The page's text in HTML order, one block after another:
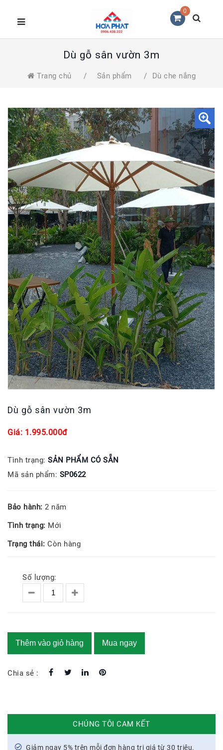
0
Dù gỗ sân vườn 3m
Trang chủ / Sản phẩm / Dù che nắng
Dù gỗ sân vườn 3m
Giá: 1.995.000đ
Tình trạng: SẢN PHẨM CÓ SẴN
Mã sản phẩm: SP0622
Bảo hành: 2 năm
Tình trạng: Mới
Trạng thái: Còn hàng
Số lượng:
Thêm vào giỏ hàng Mua ngay
Chia sẻ :
CHÚNG TÔI CAM KẾT
Giảm ngay 5% trên mỗi đơn hàng trị giá từ 30 triệu.